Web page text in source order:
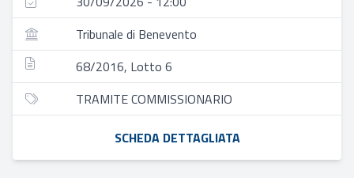
Tribunale di Benevento
68/2016, Lotto 6
TRAMITE COMMISSIONARIO
SCHEDA DETTAGLIATA